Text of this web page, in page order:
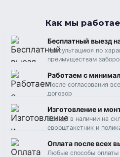
Как мы
Бесплатный выезд
Консультациюя по
преимуществам
Работаем c
После согласования
договор
Изготовление и
Всегда в наличии на
евроштакетник и
Оплата после всех
Любые способы оплаты